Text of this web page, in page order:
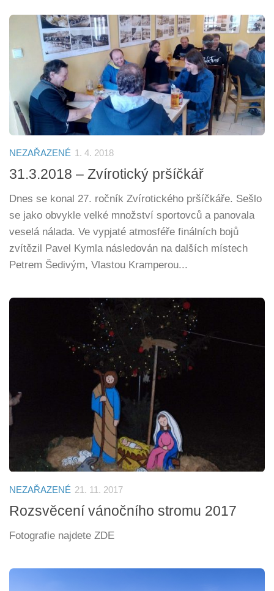
NEZAŘAZENÉ 1. 4. 2018
31.3.2018 – Zvírotický pršíčkář
Dnes se konal 27. ročník Zvírotického pršíčkáře. Sešlo
se jako obvykle velké množství sportovců a panovala
veselá nálada. Ve vypjaté atmosféře finálních bojů
zvítězil Pavel Kymla následován na dalších místech
Petrem Šedivým, Vlastou Kramperou...
NEZAŘAZENÉ 21. 11. 2017
Rozsvěcení vánočního stromu 2017
Fotografie najdete ZDE